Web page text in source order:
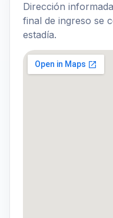
Dirección
final de ingreso se
estadía.